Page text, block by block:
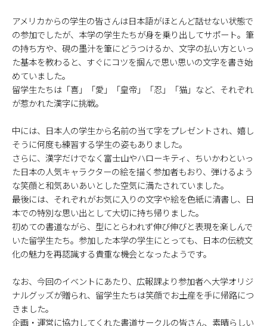
アメリカからの学生の皆さんは日本語がほとんど話せない状態で
の参加でしたが、本学の学生たちが身を乗り出してサポート。筆
の持ち方や、硯の墨汁を筆にどうつけるか、文字の払い方といっ
た基本を教わると、すぐにコツを掴んで思い思いの文字を書き始
めていました。
留学生たちは「喜」「愛」「皇帝」「忍」「猫」など、それぞれ
が惹かれた漢字に挑戦。
中には、日本人の学生から名前の当て字をプレゼントされ、嬉し
そうに何度も練習する学生の姿もありました。
さらに、漢字だけでなく富士山やハローキティ、ちいかわといっ
た日本の人気キャラクターの絵を描く参加者もおり、弾けるよう
な笑顔と和気あいあいとした空気に満たされていました。
最後には、それぞれがお気に入りの文字や絵を色紙に清書し、日
本での特別な思い出として大切に持ち帰りました。
初めての書道ながら、型にとらわれず伸び伸びと表現を楽しんで
いた留学生たち。参加した本学の学生にとっても、日本の伝統文
化の魅力を再認識する貴重な機会となったようです。
なお、今回のイベントにあたり、広報課より参加者へ大学オリジ
ナルグッズが贈られ、留学生たちは笑顔でお土産を手に帰路につ
きました。
企画・運営に協力してくれた書道サークルの皆さん、素晴らしい